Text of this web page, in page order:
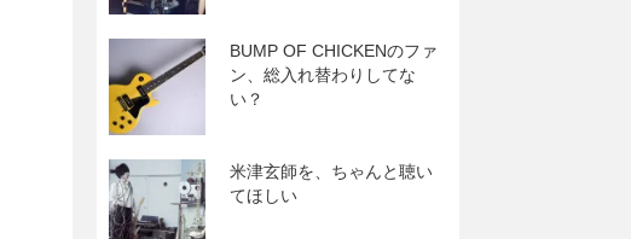
BUMP OF CHICKENのファ
ン、総入れ替わりしてな
い？
米津玄師を、ちゃんと聴い
てほしい